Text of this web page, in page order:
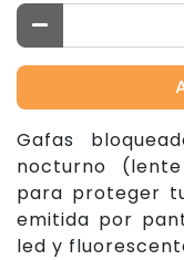
Gafas
nocturno
para proteger
emitida por
led y